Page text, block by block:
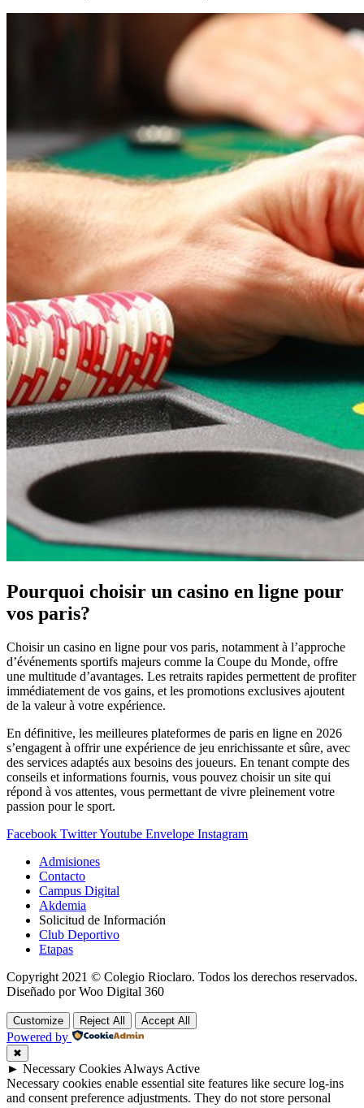
Pourquoi choisir un casino en ligne pour
vos paris?
Choisir un casino en ligne pour vos paris, notamment à l’approche
d’événements sportifs majeurs comme la Coupe du Monde, offre
une multitude d’avantages. Les retraits rapides permettent de profiter
immédiatement de vos gains, et les promotions exclusives ajoutent
de la valeur à votre expérience.
En définitive, les meilleures plateformes de paris en ligne en 2026
s’engagent à offrir une expérience de jeu enrichissante et sûre, avec
des services adaptés aux besoins des joueurs. En tenant compte des
conseils et informations fournis, vous pouvez choisir un site qui
répond à vos attentes, vous permettant de vivre pleinement votre
passion pour le sport.
Facebook TwitterYoutube Envelope Instagram
Admisiones
Contacto
Campus Digital
Akdemia
Solicitud de Información
Club Deportivo
Etapas
Copyright 2021 © Colegio Rioclaro. Todos los derechos reservados.
Diseñado por Woo Digital 360
Customize Reject All Accept All
Powered by
✖
► Necessary CookiesAlways Active
Necessary cookies enable essential site features like secure log-ins
and consent preference adjustments. They do not store personal